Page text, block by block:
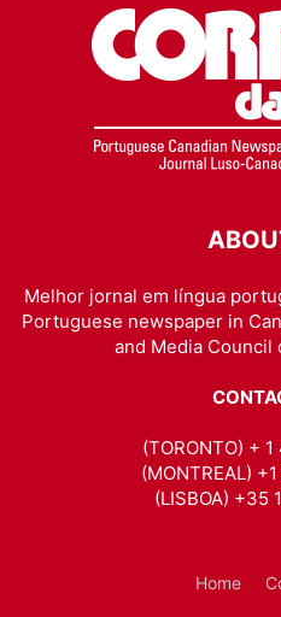
Melhor jornal em língua
Portuguese newspaper in
and Media Council
(TORONTO) +
(MONTREAL)
(LISBOA) +35
Home